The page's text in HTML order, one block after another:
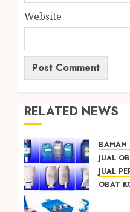
Website
RELATED NEWS
BAHAN
JUAL
JUAL
OBAT